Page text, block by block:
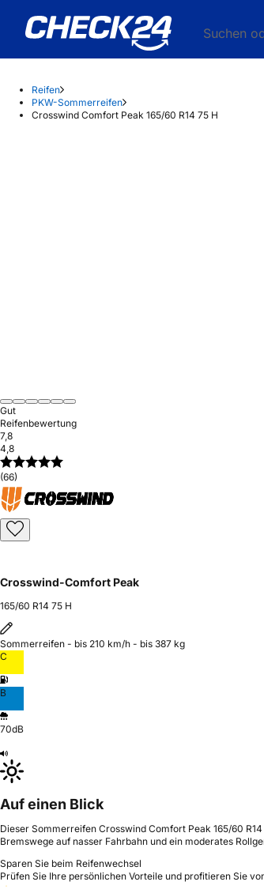
Suchen
Reifen
PKW-Sommerreifen
Crosswind Comfort Peak 165/60 R14 75 H
Gut
Reifenbewertung
7,8
4,8
(66)
Crosswind-Comfort Peak
165/60 R14 75 H
Sommerreifen - bis 210 km/h - bis 387 kg
C
B
70dB
Auf einen Blick
Dieser Sommerreifen Crosswind Comfort Peak 165/60
Bremswege auf nasser Fahrbahn und ein moderates
Sparen Sie beim Reifenwechsel
Prüfen Sie Ihre persönlichen Vorteile und profitieren Sie